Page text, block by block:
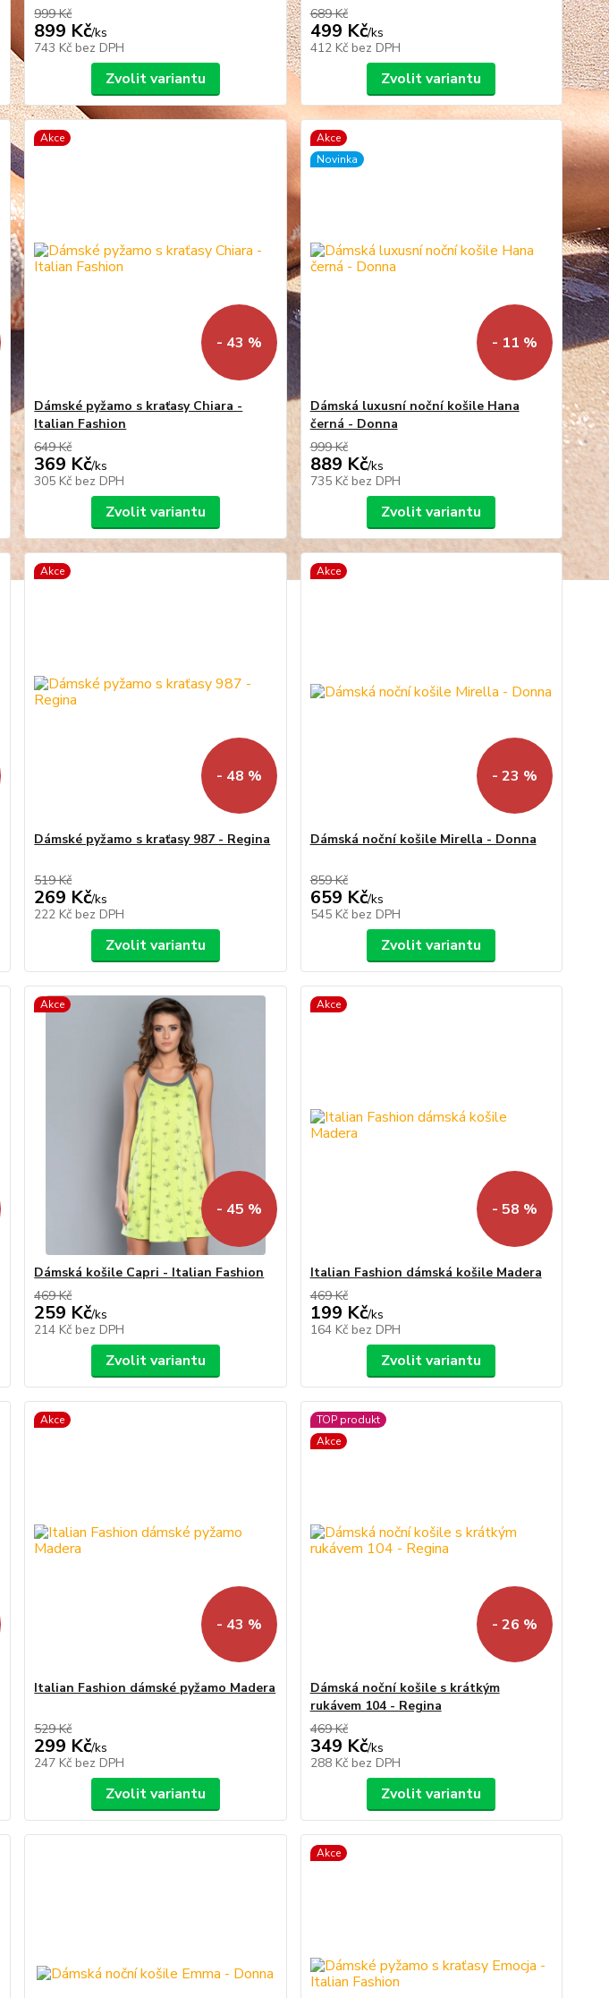
999 Kč
899 Kč/ks
743 Kč bez DPH
Zvolit variantu
689 Kč
499 Kč/ks
412 Kč bez DPH
Zvolit variantu
Akce
- 43 %
Dámské pyžamo s kraťasy Chiara -
Italian Fashion
649 Kč
369 Kč/ks
305 Kč bez DPH
Zvolit variantu
Akce
Novinka
- 11 %
Dámská luxusní noční košile Hana
černá - Donna
999 Kč
889 Kč/ks
735 Kč bez DPH
Zvolit variantu
Akce
- 48 %
Dámské pyžamo s kraťasy 987 - Regina
519 Kč
269 Kč/ks
222 Kč bez DPH
Zvolit variantu
Akce
- 23 %
Dámská noční košile Mirella - Donna
859 Kč
659 Kč/ks
545 Kč bez DPH
Zvolit variantu
Akce
- 45 %
Dámská košile Capri - Italian Fashion
469 Kč
259 Kč/ks
214 Kč bez DPH
Zvolit variantu
Akce
- 58 %
Italian Fashion dámská košile Madera
469 Kč
199 Kč/ks
164 Kč bez DPH
Zvolit variantu
Akce
- 43 %
Italian Fashion dámské pyžamo Madera
529 Kč
299 Kč/ks
247 Kč bez DPH
Zvolit variantu
TOP produkt
Akce
- 26 %
Dámská noční košile s krátkým
rukávem 104 - Regina
469 Kč
349 Kč/ks
288 Kč bez DPH
Zvolit variantu
Akce